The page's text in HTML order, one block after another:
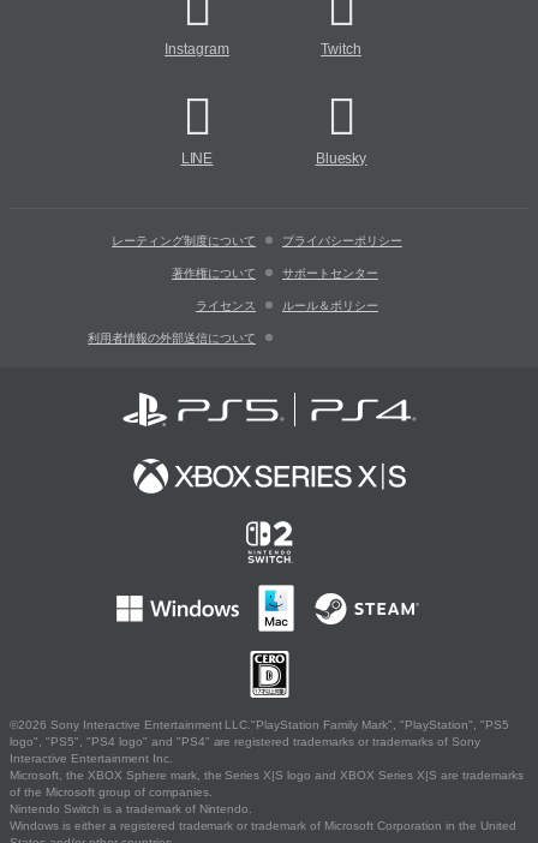
Instagram Twitch
LINE Bluesky
レーティング制度について プライバシーポリシー
著作権について サポートセンター
ライセンス ルール＆ポリシー
利用者情報の外部送信について
©2026 Sony Interactive Entertainment LLC."PlayStation Family Mark", "PlayStation", "PS5
logo", "PS5", "PS4 logo" and "PS4" are registered trademarks or trademarks of Sony
Interactive Entertainment Inc.
Microsoft, the XBOX Sphere mark, the Series X|S logo and XBOX Series X|S are trademarks
of the Microsoft group of companies.
Nintendo Switch is a trademark of Nintendo.
Windows is either a registered trademark or trademark of Microsoft Corporation in the United